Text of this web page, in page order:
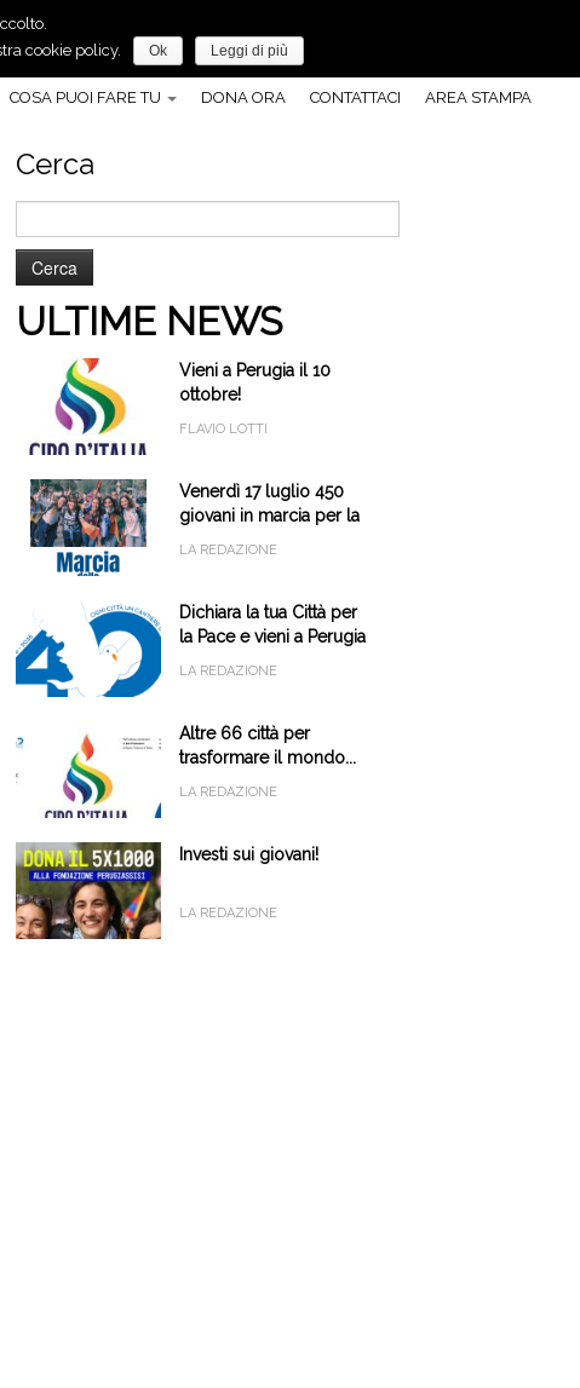
Anche tu, puoi fare molto per la pace!
COSA PUOI FARE TU DONA ORA CONTATTACI AREA STAMPA
Cerca
per:
ULTIME NEWS
Vieni a Perugia il 10
ottobre!
FLAVIO LOTTI
Venerdì 17 luglio 450
giovani in marcia per la
LA REDAZIONE
Dichiara la tua Città per
la Pace e vieni a Perugia
LA REDAZIONE
Altre 66 città per
trasformare il mondo...
LA REDAZIONE
Investi sui giovani!
LA REDAZIONE
cookie policy.
Ok Leggi di più